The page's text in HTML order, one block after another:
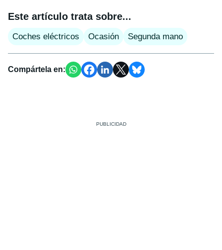
Este artículo trata sobre...
Coches eléctricos Ocasión Segunda mano
Compártela en: